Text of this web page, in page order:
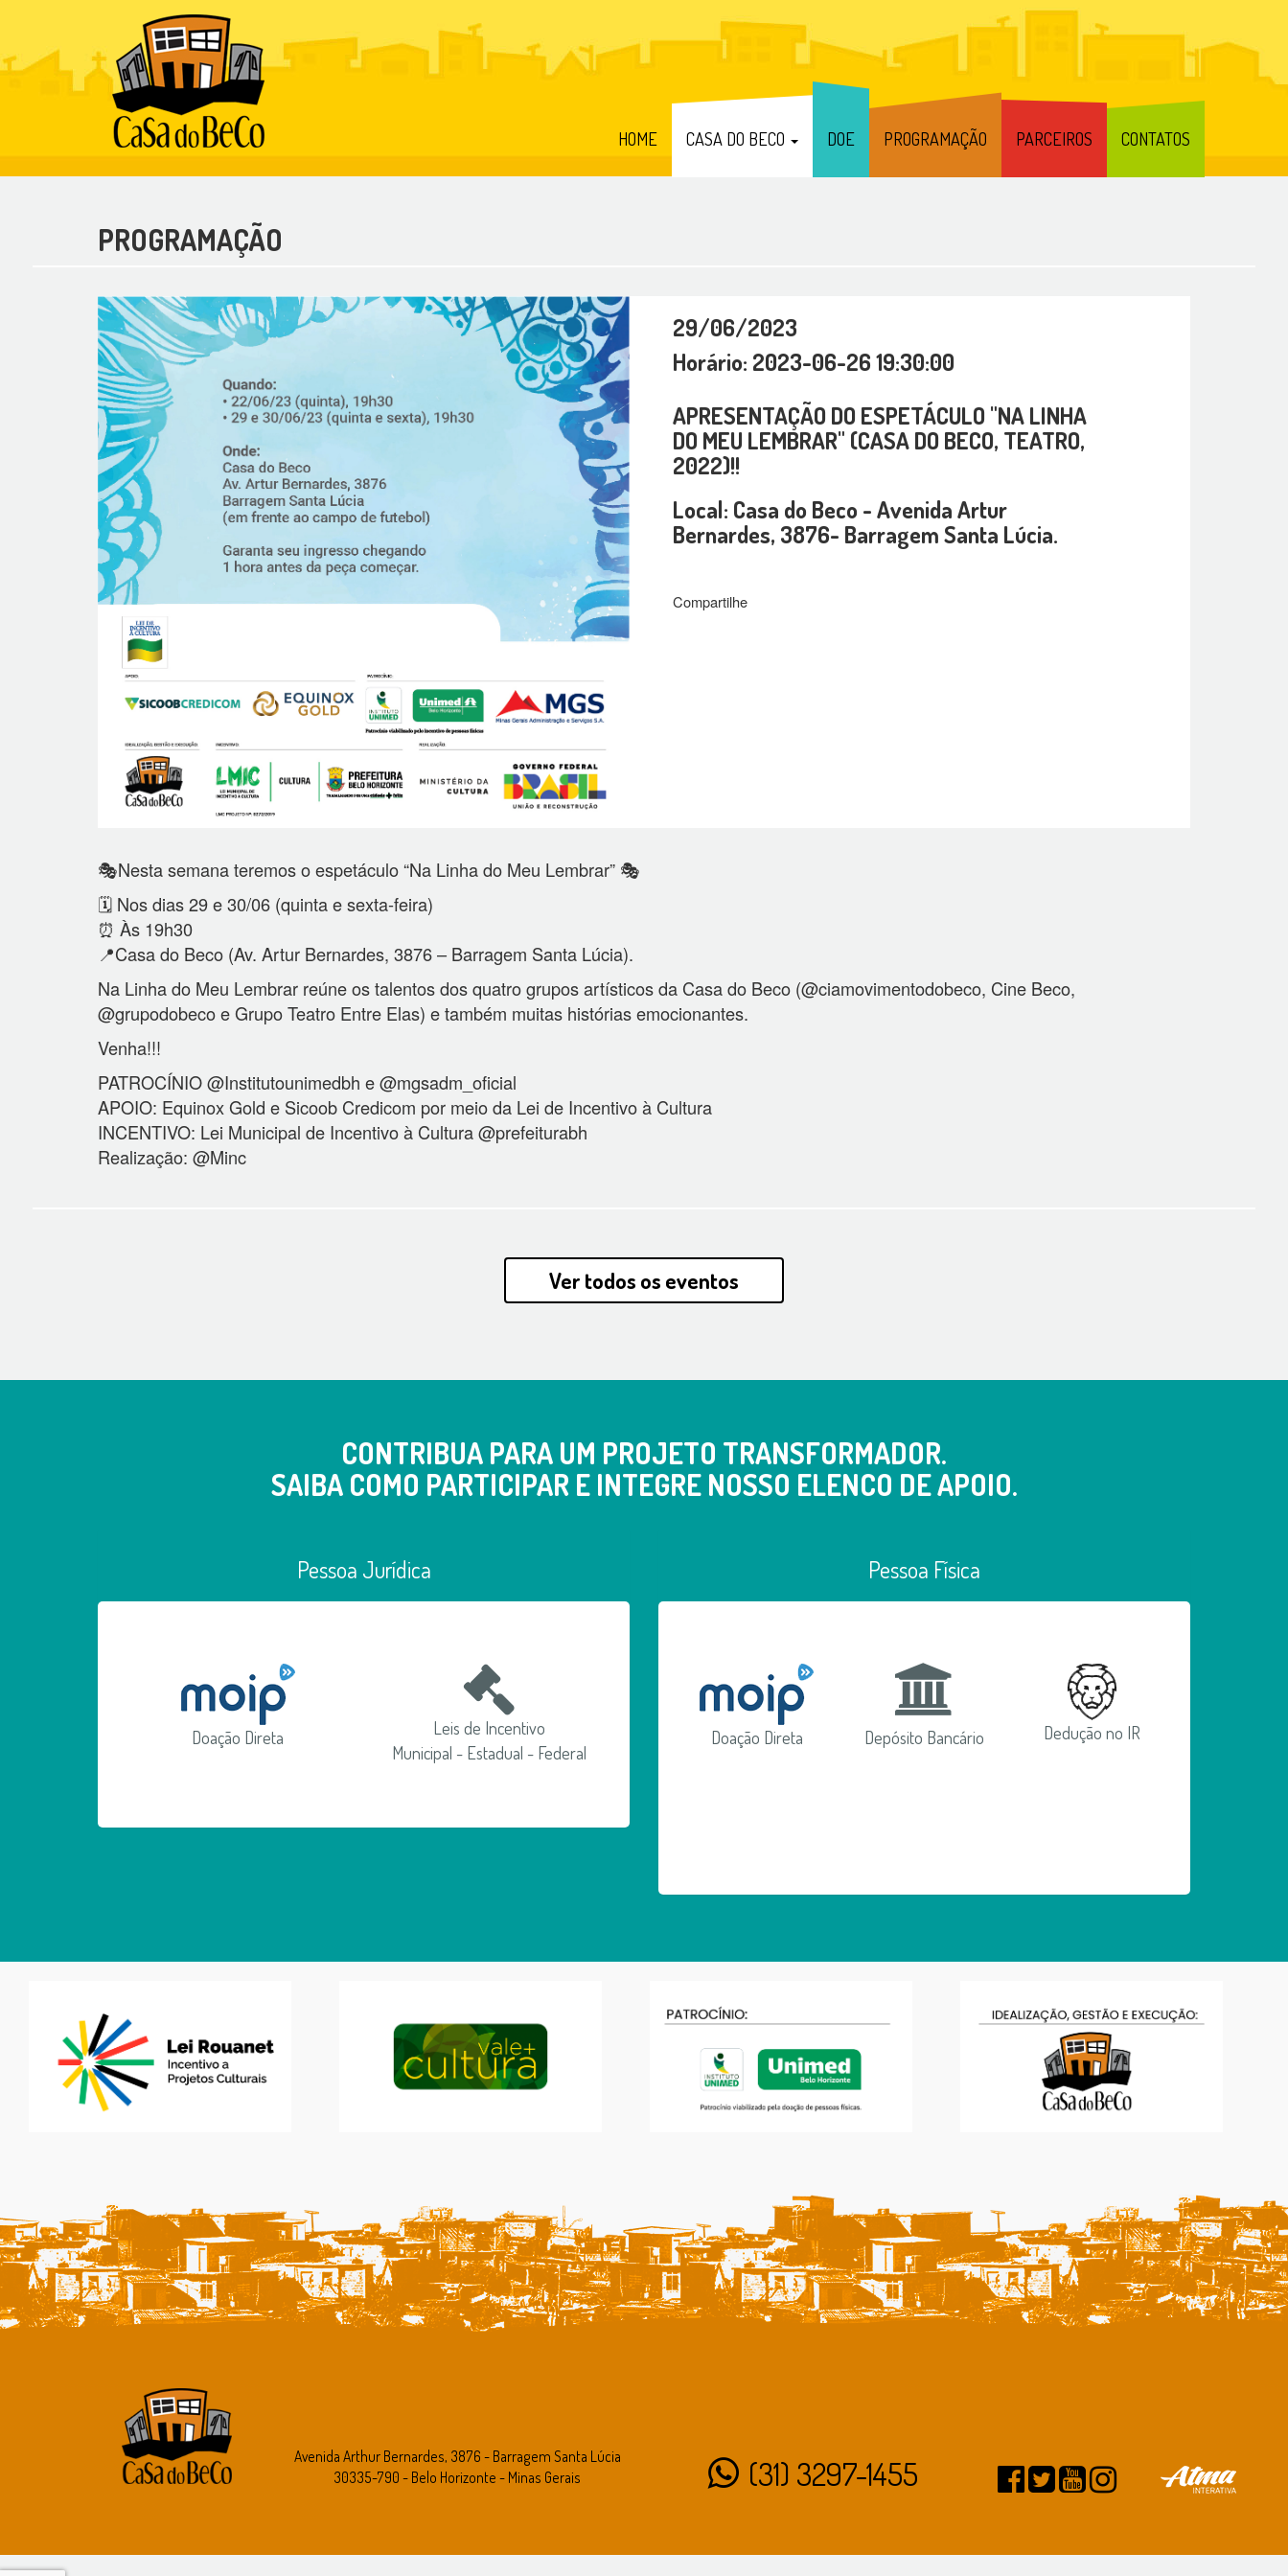
HOME CASA DO BECO DOE PROGRAMAÇÃO PARCEIROS CONTATOS
PROGRAMAÇÃO
29/06/2023
Horário: 2023-06-26 19:30:00
APRESENTAÇÃO DO ESPETÁCULO "NA LINHA
DO MEU LEMBRAR" (CASA DO BECO, TEATRO,
2022)!!
Local: Casa do Beco - Avenida Artur
Bernardes, 3876- Barragem Santa Lúcia.
Compartilhe
🎭Nesta semana teremos o espetáculo “Na Linha do Meu Lembrar” 🎭
🗓️ Nos dias 29 e 30/06 (quinta e sexta-feira)
⏰ Às 19h30
📍Casa do Beco (Av. Artur Bernardes, 3876 – Barragem Santa Lúcia).
Na Linha do Meu Lembrar reúne os talentos dos quatro grupos artísticos da Casa do Beco (@ciamovimentodobeco, Cine Beco,
@grupodobeco e Grupo Teatro Entre Elas) e também muitas histórias emocionantes.
Venha!!!
PATROCÍNIO @Institutounimedbh e @mgsadm_oficial
APOIO: Equinox Gold e Sicoob Credicom por meio da Lei de Incentivo à Cultura
INCENTIVO: Lei Municipal de Incentivo à Cultura @prefeiturabh
Realização: @Minc
Ver todos os eventos
CONTRIBUA PARA UM PROJETO TRANSFORMADOR.
SAIBA COMO PARTICIPAR E INTEGRE NOSSO ELENCO DE APOIO.
Pessoa Jurídica
Doação Direta
Leis de Incentivo
Municipal - Estadual - Federal
Pessoa Física
Doação Direta Depósito Bancário Dedução no IR
Avenida Arthur Bernardes, 3876 - Barragem Santa Lúcia
30335-790 - Belo Horizonte - Minas Gerais
(31) 3297-1455